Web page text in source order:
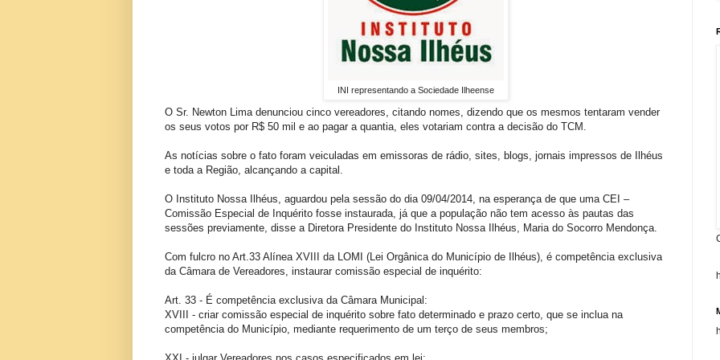
INI representando a Sociedade Ilheense
O Sr. Newton Lima denunciou cinco vereadores, citando nomes, dizendo que os mesmos tentaram vender
os seus votos por R$ 50 mil e ao pagar a quantia, eles votariam contra a decisão do TCM.
As notícias sobre o fato foram veiculadas em emissoras de rádio, sites, blogs, jornais impressos de Ilhéus
e toda a Região, alcançando a capital.
O Instituto Nossa Ilhéus, aguardou pela sessão do dia 09/04/2014, na esperança de que uma CEI –
Comissão Especial de Inquérito fosse instaurada, já que a população não tem acesso às pautas das
sessões previamente, disse a Diretora Presidente do Instituto Nossa Ilhéus, Maria do Socorro Mendonça.
Com fulcro no Art.33 Alínea XVIII da LOMI (Lei Orgânica do Município de Ilhéus), é competência exclusiva
da Câmara de Vereadores, instaurar comissão especial de inquérito:
Art. 33 - É competência exclusiva da Câmara Municipal:
XVIII - criar comissão especial de inquérito sobre fato determinado e prazo certo, que se inclua na
competência do Município, mediante requerimento de um terço de seus membros;